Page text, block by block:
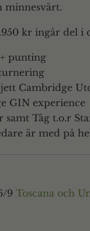
minnesvärt.
kr ingår del
punting
Cambridge
GIN experience
Tåg t.o.r
är med på
9Toscana och